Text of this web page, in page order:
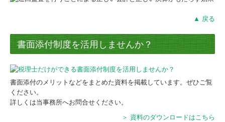
▲ 戻る
書面添付制度を活用しませんか？
書面添付のメリットなどをまとめた資料を掲載しています。ぜひご覧
ください。
詳しくは当事務所へお問合せください。
＞ 資料のダウンロードはこちら